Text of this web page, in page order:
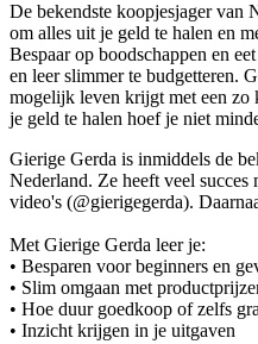
De bekendste koopjesjager van
om alles uit je geld te halen en
Bespaar op boodschappen en
en leer slimmer te budgetteren.
mogelijk leven krijgt met een
je geld te halen hoef je niet
Gierige Gerda is inmiddels de
Nederland. Ze heeft veel
video's (@gierigegerda).
Met Gierige Gerda leer je:
• Besparen voor beginners en
• Slim omgaan met
• Hoe duur goedkoop of zelfs
• Inzicht krijgen in je uitgaven